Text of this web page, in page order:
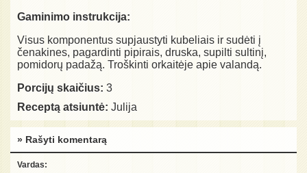
Gaminimo instrukcija:
Visus komponentus supjaustyti kubeliais ir sudėti į
čenakines, pagardinti pipirais, druska, supilti sultinį,
pomidorų padažą. Troškinti orkaitėje apie valandą.
Porcijų skaičius: 3
Receptą atsiuntė: Julija
» Rašyti komentarą
Vardas: